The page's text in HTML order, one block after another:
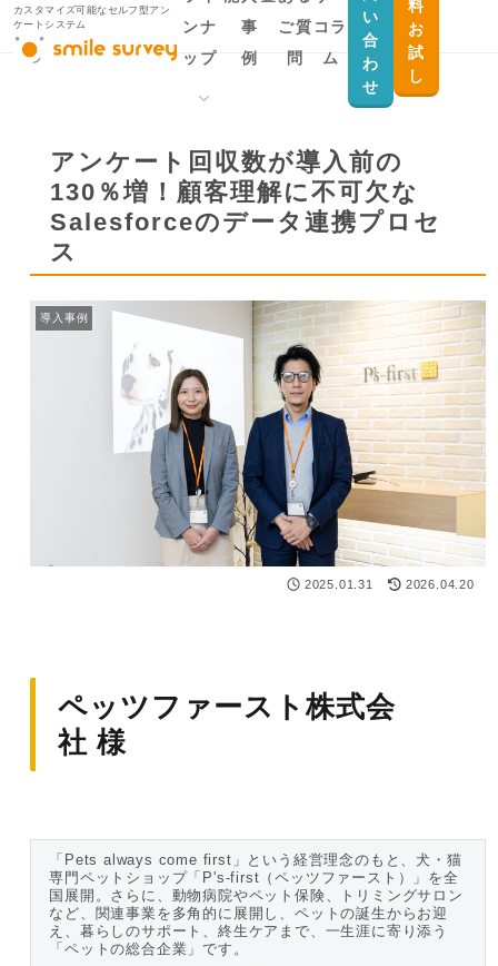
カスタマイズ可能なセルフ型アン
ケートシステム
ンナ
ップ
smile survey
smile survey for
Salesforce
smile survey MYPAGE
官公庁自治体向け
Salesforceとデー
タ連携したい
を実施したい
ID認証付きアンケ
ートを作りたい
会員向けのクロー
ズドアンケートを
実施したい
メールでアンケー
トを配信したい
アンケート画面を
事
例
ご質
問
コラ
ム
い
合
わ
せ
料
お
試
し
アンケート回収数が導入前の
130％増！顧客理解に不可欠な
Salesforceのデータ連携プロセ
ス
導入事例
2025.01.31 2026.04.20
ペッツファースト株式会
社 様
「Pets always come first」という経営理念のもと、犬・猫
専門ペットショップ「P's-first（ペッツファースト）」を全
国展開。さらに、動物病院やペット保険、トリミングサロン
など、関連事業を多角的に展開し、ペットの誕生からお迎
え、暮らしのサポート、終生ケアまで、一生涯に寄り添う
「ペットの総合企業」です。